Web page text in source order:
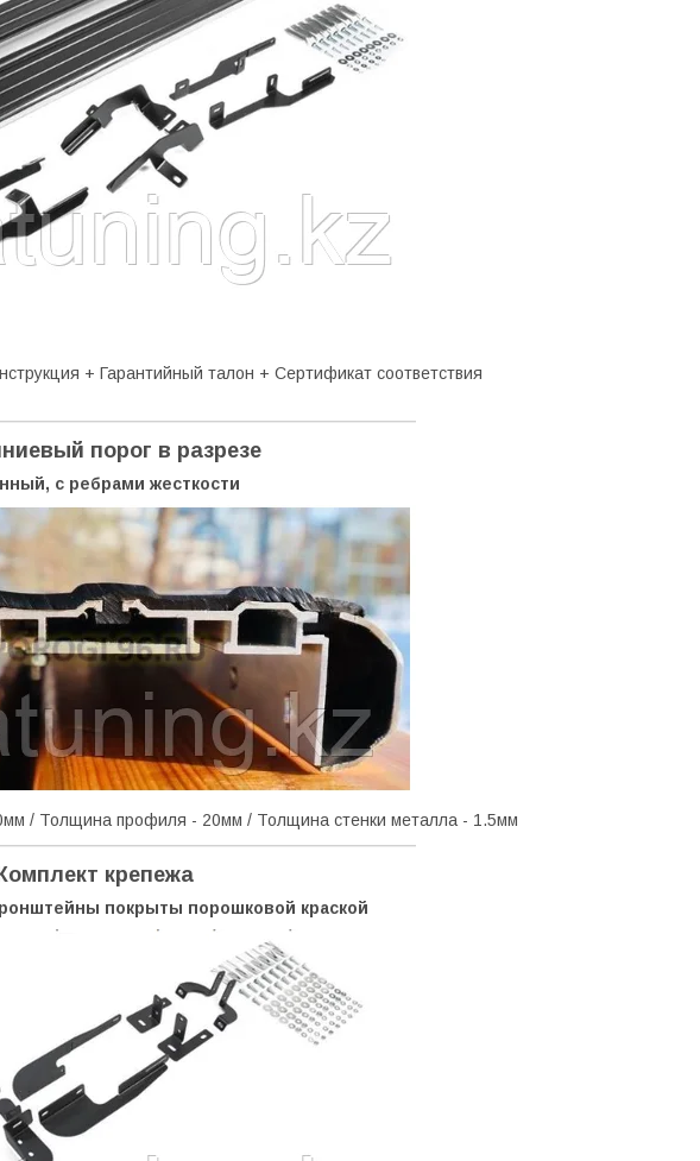
+ Гарантийный талон + Сертификат соответствия
порог в разрезе
с ребрами жесткости
/ Толщина профиля - 20мм / Толщина стенки металла - 1.5мм
Комплект крепежа
покрыты порошковой краской